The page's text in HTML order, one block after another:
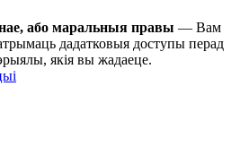
або маральныя правы — Вам
дадатковыя доступы перад
якія вы жадаеце.